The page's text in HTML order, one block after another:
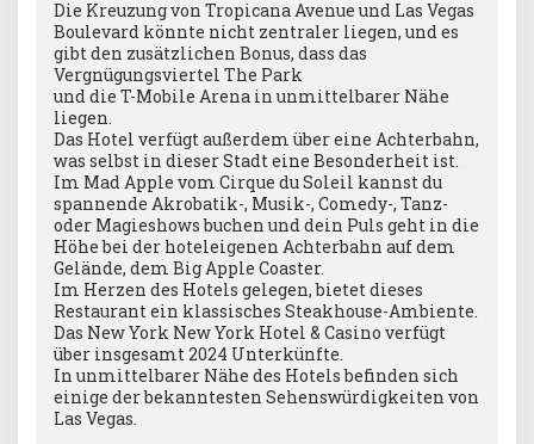
Die Kreuzung von Tropicana Avenue und Las Vegas
Boulevard könnte nicht zentraler liegen, und es
gibt den zusätzlichen Bonus, dass das
Vergnügungsviertel The Park
und die T-Mobile Arena in unmittelbarer Nähe
liegen.
Das Hotel verfügt außerdem über eine Achterbahn,
was selbst in dieser Stadt eine Besonderheit ist.
Im Mad Apple vom Cirque du Soleil kannst du
spannende Akrobatik-, Musik-, Comedy-, Tanz-
oder Magieshows buchen und dein Puls geht in die
Höhe bei der hoteleigenen Achterbahn auf dem
Gelände, dem Big Apple Coaster.
Im Herzen des Hotels gelegen, bietet dieses
Restaurant ein klassisches Steakhouse-Ambiente.
Das New York New York Hotel & Casino verfügt
über insgesamt 2024 Unterkünfte.
In unmittelbarer Nähe des Hotels befinden sich
einige der bekanntesten Sehenswürdigkeiten von
Las Vegas.